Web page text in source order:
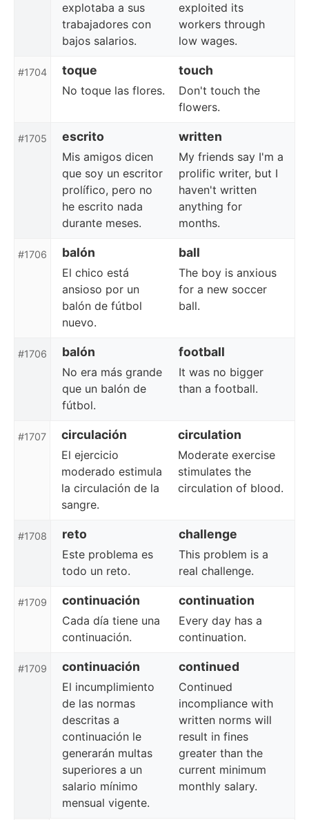
explotaba a sus
trabajadores con
bajos salarios.
exploited its
workers through
low wages.
#1704 toque touch
No toque las flores.
Don't touch the
flowers.
#1705 escrito written
Mis amigos dicen
que soy un escritor
prolífico, pero no
he escrito nada
durante meses.
My friends say I'm a
prolific writer, but I
haven't written
anything for
months.
#1706 balón ball
El chico está
ansioso por un
balón de fútbol
nuevo.
The boy is anxious
for a new soccer
ball.
#1706 balón football
No era más grande
que un balón de
fútbol.
It was no bigger
than a football.
#1707 circulación circulation
El ejercicio
moderado estimula
la circulación de la
sangre.
Moderate exercise
stimulates the
circulation of blood.
#1708 reto challenge
Este problema es
todo un reto.
This problem is a
real challenge.
#1709 continuación continuation
Cada día tiene una
continuación.
Every day has a
continuation.
#1709 continuación continued
El incumplimiento
de las normas
descritas a
continuación le
generarán multas
superiores a un
salario mínimo
mensual vigente.
Continued
incompliance with
written norms will
result in fines
greater than the
current minimum
monthly salary.